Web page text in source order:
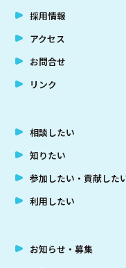
採用情報
アクセス
お問合せ
リンク
相談したい
知りたい
参加したい・貢献した
利用したい
お知らせ・募集